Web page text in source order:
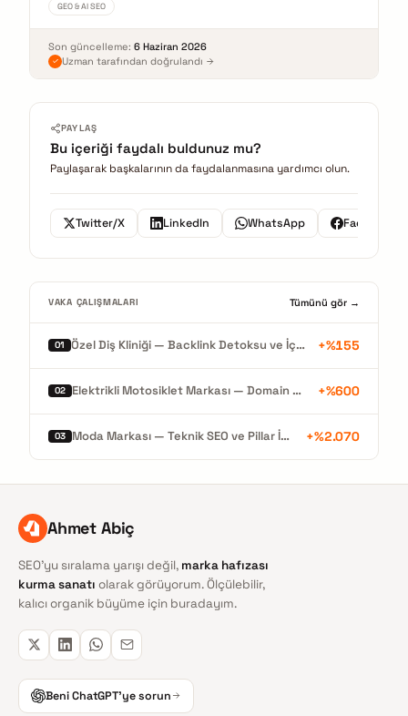
GEO & AI SEO
Son güncelleme: 6 Haziran 2026
Uzman tarafından doğrulandı
PAYLAŞ
Bu içeriği faydalı buldunuz mu?
Paylaşarak başkalarının da faydalanmasına yardımcı olun.
Twitter/X LinkedIn WhatsApp Facebook
VAKA ÇALIŞMALARI Tümünü gör →
01 Özel Diş Kliniği — Backlink Detoksu ve İçerik Mimarisiyle Organik Büyüme +%155
02 Elektrikli Motosiklet Markası — Domain Migrasyonu ve %600 Organik Büyüme +%600
03 Moda Markası — Teknik SEO ve Pillar İçerikle Rekor Organik Büyüme +%2.070
Ahmet Abiç
SEO'yu sıralama yarışı değil, marka hafızası
kurma sanatı olarak görüyorum. Ölçülebilir,
kalıcı organik büyüme için buradayım.
Beni ChatGPT'ye sorun